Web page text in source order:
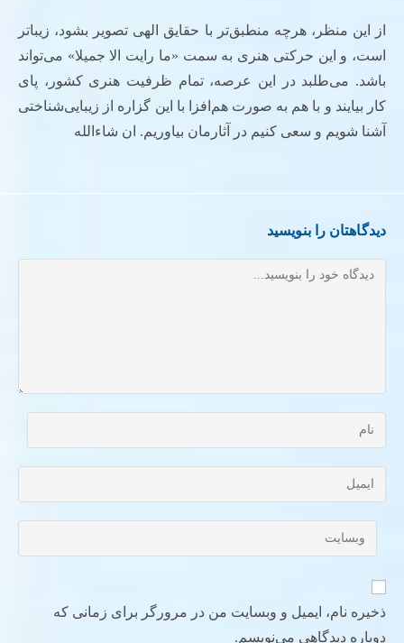
از این منظر، هرچه منطبق‌تر با حقایق الهی تصویر بشود، زیباتر
است، و این حرکتی هنری به سمت «ما رایت الا جمیلا» می‌تواند
باشد. می‌طلبد در این عرصه، تمام ظرفیت هنری کشور، پای
کار بیایند و با هم به صورت هم‌افزا با این گزاره از زیبایی‌شناختی
آشنا شویم و سعی کنیم در آثارمان بیاوریم. ان شاءالله
دیدگاهتان را بنویسید
ذخیره نام، ایمیل و وبسایت من در مرورگر برای زمانی که
دوباره دیدگاهی می‌نویسم.